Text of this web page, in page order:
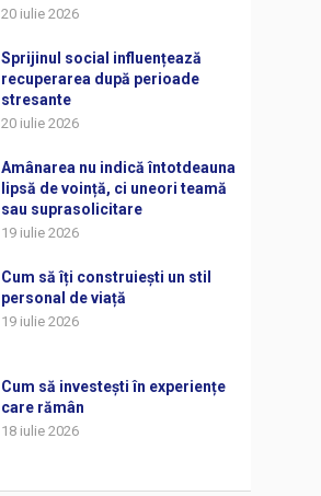
20 iulie 2026
Sprijinul social influențează
recuperarea după perioade
stresante
20 iulie 2026
Amânarea nu indică întotdeauna
lipsă de voință, ci uneori teamă
sau suprasolicitare
19 iulie 2026
Cum să îți construiești un stil
personal de viață
19 iulie 2026
Cum să investești în experiențe
care rămân
18 iulie 2026